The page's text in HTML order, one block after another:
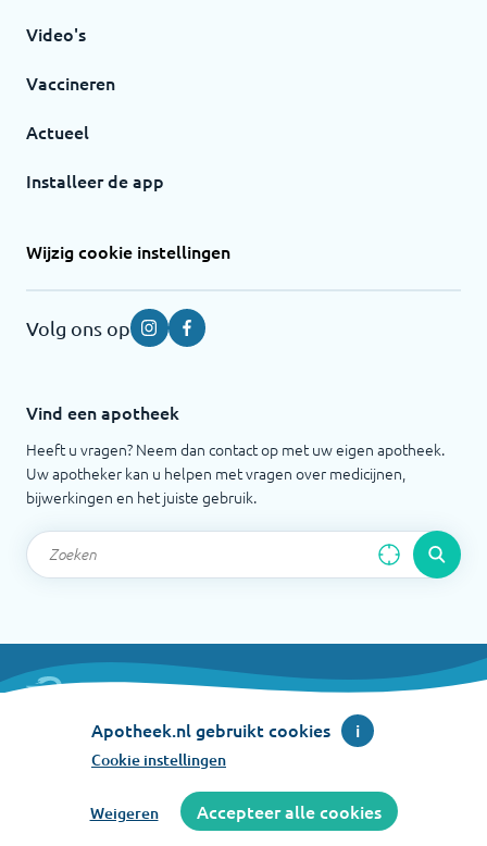
Video's
Vaccineren
Actueel
Installeer de app
Wijzig cookie instellingen
Volg ons op InstagramFacebook
Vind een apotheek
Heeft u vragen? Neem dan contact op met uw eigen apotheek.
Uw apotheker kan u helpen met vragen over medicijnen,
bijwerkingen en het juiste gebruik.
Apotheek.nl is een initiatief van de Koninklijke
Nederlandse Maatschappij ter bevordering der
Apotheek.nl gebruikt cookies i
Cookie instellingen
Weigeren Accepteer alle cookies